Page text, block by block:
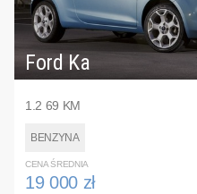
Ford Ka
1.2 69 KM
BENZYNA
CENA ŚREDNIA
19 000 zł